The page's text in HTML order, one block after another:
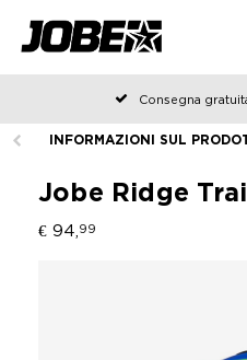
Consegna
Ordinato prima delle 12:00
INFORMAZIONI SUL
Jobe Ridge
€ 94, 99